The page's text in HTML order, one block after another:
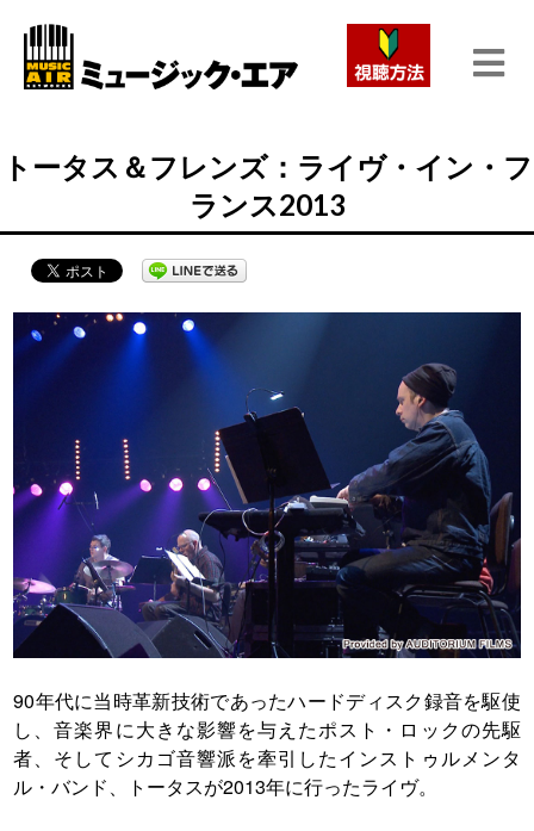
トータス＆フレンズ：ライヴ・イン・フ
ランス2013
90年代に当時革新技術であったハードディスク録音を駆使
し、音楽界に大きな影響を与えたポスト・ロックの先駆
者、そしてシカゴ音響派を牽引したインストゥルメンタ
ル・バンド、トータスが2013年に行ったライヴ。